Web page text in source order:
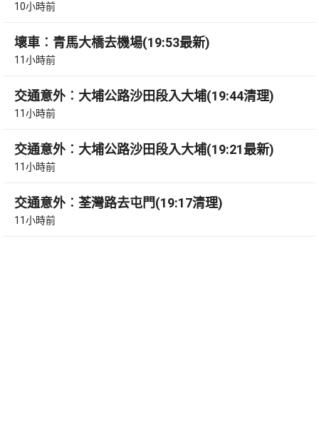
10小時前
壞車︰青馬大橋去機場(19:53最新)
11小時前
交通意外︰大埔公路沙田段入大埔(19:44清理)
11小時前
交通意外︰大埔公路沙田段入大埔(19:21最新)
11小時前
交通意外︰荃灣路去屯門(19:17清理)
11小時前